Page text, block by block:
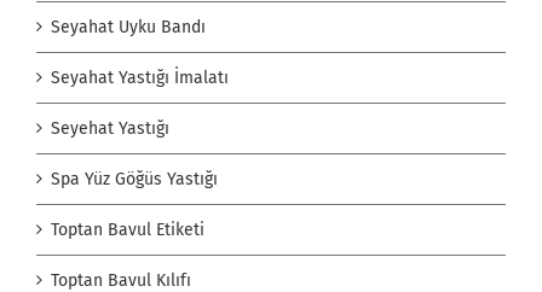
Seyahat Uyku Bandı
Seyahat Yastığı İmalatı
Seyehat Yastığı
Spa Yüz Göğüs Yastığı
Toptan Bavul Etiketi
Toptan Bavul Kılıfı